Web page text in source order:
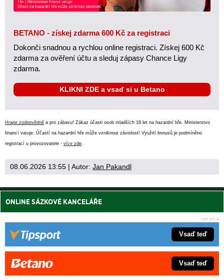
BETANO - získej zdarma 600 Kč za registraci
Dokonči snadnou a rychlou online registraci. Získej 600 Kč
zdarma za ověření účtu a sleduj zápasy Chance Ligy
zdarma.
KLIKNI ZDE a vsaď si u Betano
Hrajte zodpovědně a pro zábavu! Zákaz účasti osob mladších 18 let na hazardní hře. Ministerstvo
financí varuje: Účastí na hazardní hře může vzniknout závislost! Využití bonusů je podmíněno
registrací u provozovatele - více zde.
08.06.2026 13:55 | Autor: Jan Pakandl
ONLINE SÁZKOVÉ KANCELÁŘE
Vsaď teď
Vsaď teď